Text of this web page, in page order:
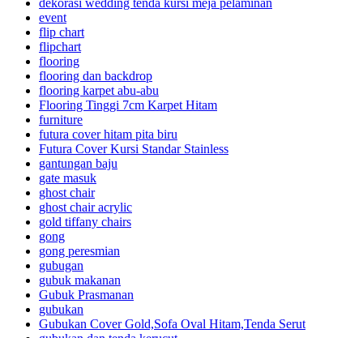
dekorasi wedding tenda kursi meja pelaminan
event
flip chart
flipchart
flooring
flooring dan backdrop
flooring karpet abu-abu
Flooring Tinggi 7cm Karpet Hitam
furniture
futura cover hitam pita biru
Futura Cover Kursi Standar Stainless
gantungan baju
gate masuk
ghost chair
ghost chair acrylic
gold tiffany chairs
gong
gong peresmian
gubugan
gubuk makanan
Gubuk Prasmanan
gubukan
Gubukan Cover Gold,Sofa Oval Hitam,Tenda Serut